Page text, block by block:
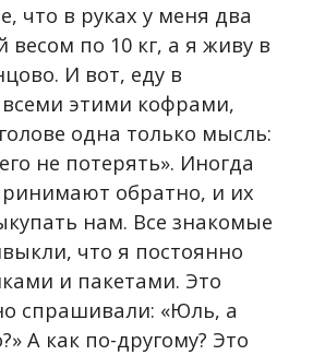
что в руках у меня два
по 10 кг, а я живу в
И вот, еду в
всеми этими кофрами,
одна только мысль:
не потерять». Иногда
обратно, и их
нам. Все знакомые
что я постоянно
и пакетами. Это
спрашивали: «Юль, а
А как по-другому? Это